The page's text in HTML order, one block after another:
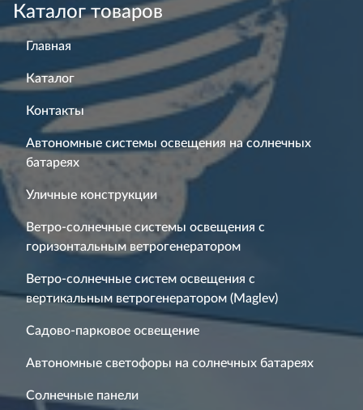
Каталог товаров
Главная
Каталог
Контакты
Автономные системы освещения на солнечных
батареях
Уличные конструкции
Ветро-солнечные системы освещения с
горизонтальным ветрогенератором
Ветро-солнечные систем освещения с
вертикальным ветрогенератором (Maglev)
Садово-парковое освещение
Автономные светофоры на солнечных батареях
Солнечные панели